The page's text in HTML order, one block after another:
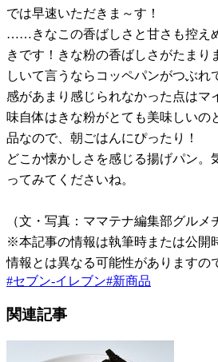
では早速いただきま～す！
……きなこの香ばしさと甘さも控え
きです！きな粉の香ばしさがたま
しいて言うならコッペパンがつぶれ
感があまり感じられなかった点はマ
味自体はきな粉がとても美味しいの
品なので、朝ごはんにぴったり！
どこか懐かしさを感じる揚げパン。
ってみてくださいね。
（文・写真：ママテナ編集部グルメ
※本記事の情報は執筆時または公開
情報とは異なる可能性がありますの
#セブン-イレブン#新商品
関連記事